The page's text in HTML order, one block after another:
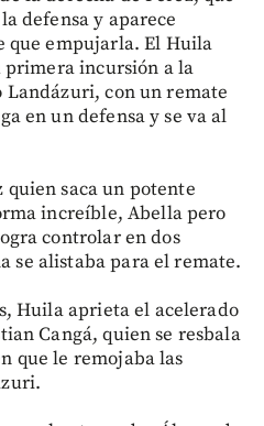
defensa y aparece
que empujarla. El Huila
primera incursión a la
con un remate
en un defensa y se va al
quien saca un potente
increíble, Abella pero
controlar en dos
se alistaba para el remate.
Huila aprieta el acelerado
Cangá, quien se resbala
que le remojaba las